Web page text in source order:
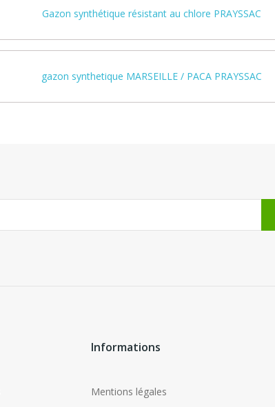
Gazon synthétique résistant au chlore PRAYSSAC
gazon synthetique MARSEILLE / PACA PRAYSSAC
Informations
Mentions légales